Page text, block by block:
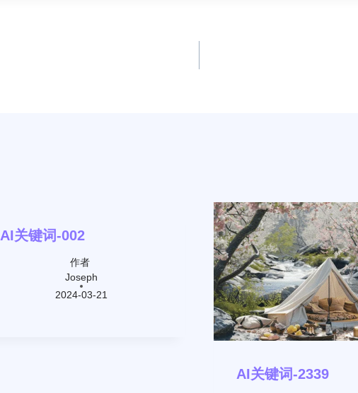
AI关键词-002
作者
Joseph
2024-03-21
AI关键词-2339